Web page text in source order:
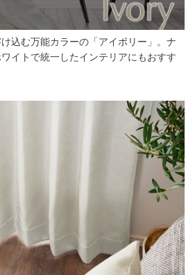
込む万能カラーの「アイボリー」。ナ
イトで統一したインテリアにもおすす